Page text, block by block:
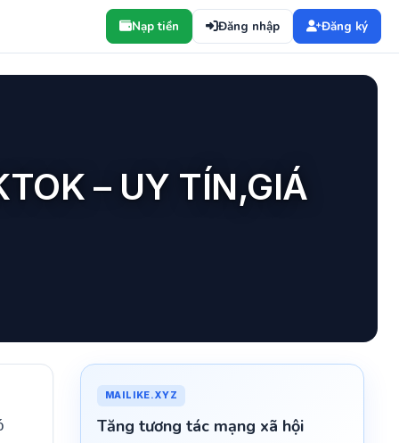
Nạp tiền Đăng nhập Đăng ký
– UY TÍN,GIÁ
MAILIKE.XYZ
Tăng tương tác mạng xã hội